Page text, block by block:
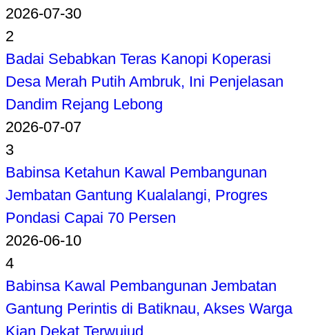
2026-07-30
2
Badai Sebabkan Teras Kanopi Koperasi
Desa Merah Putih Ambruk, Ini Penjelasan
Dandim Rejang Lebong
2026-07-07
3
Babinsa Ketahun Kawal Pembangunan
Jembatan Gantung Kualalangi, Progres
Pondasi Capai 70 Persen
2026-06-10
4
Babinsa Kawal Pembangunan Jembatan
Gantung Perintis di Batiknau, Akses Warga
Kian Dekat Terwujud